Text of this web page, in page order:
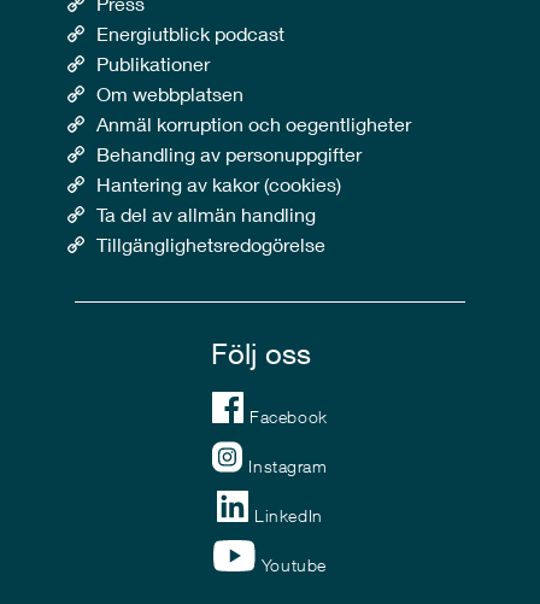
Energiutblick podcast
Publikationer
Om webbplatsen
Anmäl korruption och oegentligheter
Behandling av personuppgifter
Hantering av kakor (cookies)
Ta del av allmän handling
Tillgänglighetsredogörelse
Följ oss
Facebook
Instagram
LinkedIn
Youtube